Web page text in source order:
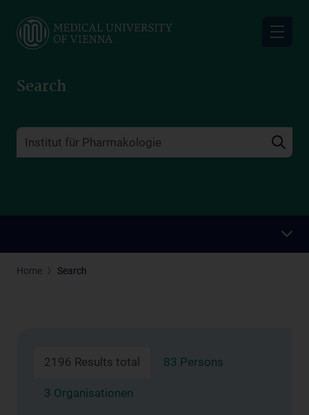
main
Search
Home Search
2196 Results total 83 Persons
3 Organisationen